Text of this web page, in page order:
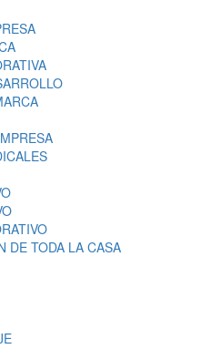
DE TODA LA CASA